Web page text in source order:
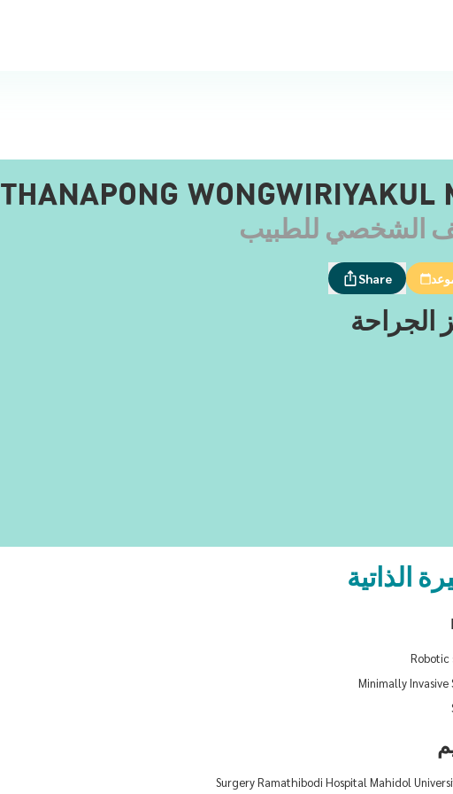
THANAPONG WONGWIRIYAKUL
الشخصي للطبيب
Share
الجراحة
الذاتية
Robotic
Minimally Invasive